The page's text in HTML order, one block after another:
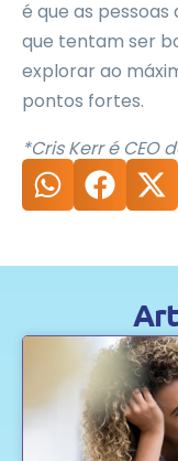
é que as
que tentam ser
explorar ao
pontos fortes.
*Cris Kerr é CEO